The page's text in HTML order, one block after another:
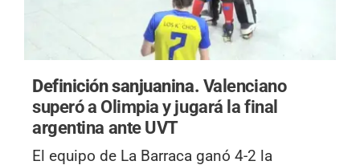
Definición sanjuanina. Valenciano
superó a Olimpia y jugará la final
argentina ante UVT
El equipo de La Barraca ganó 4-2 la